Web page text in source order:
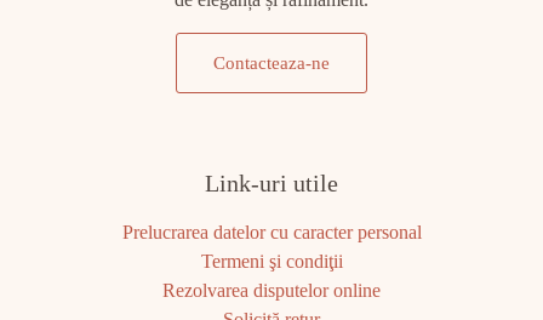
Contacteaza-ne
Link-uri utile
Prelucrarea datelor cu caracter personal
Termeni şi condiţii
Rezolvarea disputelor online